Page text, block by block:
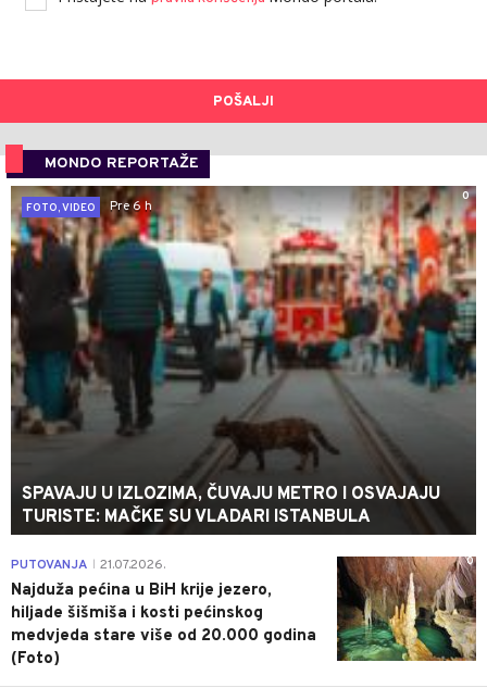
POŠALJI
MONDO REPORTAŽE
0
FOTO, VIDEO
Pre 6 h
SPAVAJU U IZLOZIMA, ČUVAJU METRO I OSVAJAJU
TURISTE: MAČKE SU VLADARI ISTANBULA
0
PUTOVANJA 21.07.2026.
Najduža pećina u BiH krije jezero,
hiljade šišmiša i kosti pećinskog
medvjeda stare više od 20.000 godina
(Foto)